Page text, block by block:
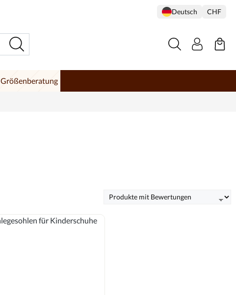
Deutsch CHF
Größenberatung